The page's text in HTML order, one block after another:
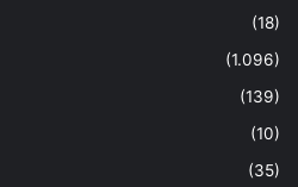
(18)
(1.096)
(139)
(10)
(35)